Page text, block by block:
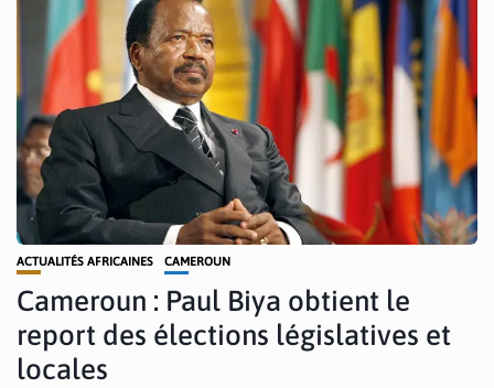
ACTUALITÉS AFRICAINES CAMEROUN
Cameroun : Paul Biya obtient le
report des élections législatives et
locales